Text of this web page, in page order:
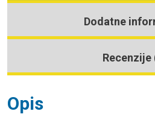
Dodatne
Recenzije
Opis